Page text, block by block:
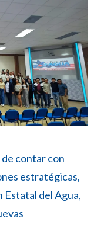
contar con
estratégicas,
Estatal del Agua,